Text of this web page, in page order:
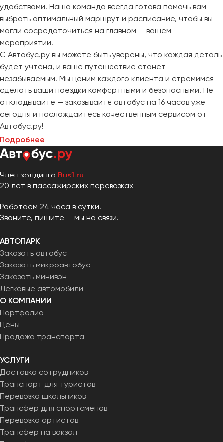
удобствами. Наша команда всегда готова помочь вам
выбрать оптимальный маршрут и расписание, чтобы вы
могли сосредоточиться на главном — вашем
мероприятии.
С Автобус.ру вы можете быть уверены, что каждая деталь
будет учтена, и ваше путешествие станет
незабываемым. Мы ценим каждого клиента и стремимся
сделать ваши поездки комфортными и безопасными. Не
откладывайте — заказывайте автобус на 16 часов уже
сегодня и наслаждайтесь качественным сервисом от
Автобус.ру!
Подробнее
Член холдинга Bus1.ru
20 лет в пассажирских перевозках
Работаем 24 часа в сутки!
Звоните, пишите — мы на связи.
АВТОПАРК
Заказать автобус
Заказать микроавтобус
Заказать минивэн
Легковые автомобили
О КОМПАНИИ
Портфолио
Цены
Продажа транспорта
УСЛУГИ
Доставка сотрудников
Транспорт для туристов
Перевозка школьников
Трансфер для спортсменов
Перевозка артистов
Трансфер на вокзал